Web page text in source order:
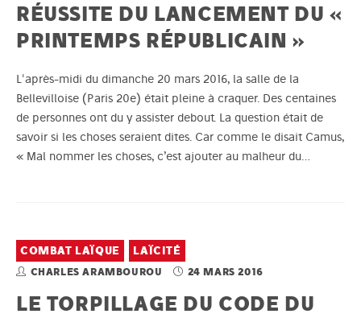
RÉUSSITE DU LANCEMENT DU «
PRINTEMPS RÉPUBLICAIN »
L'après-midi du dimanche 20 mars 2016, la salle de la
Bellevilloise (Paris 20e) était pleine à craquer. Des centaines
de personnes ont du y assister debout. La question était de
savoir si les choses seraient dites. Car comme le disait Camus,
« Mal nommer les choses, c’est ajouter au malheur du…
COMBAT LAÏQUE LAÏCITÉ
CHARLES ARAMBOUROU 24 MARS 2016
LE TORPILLAGE DU CODE DU